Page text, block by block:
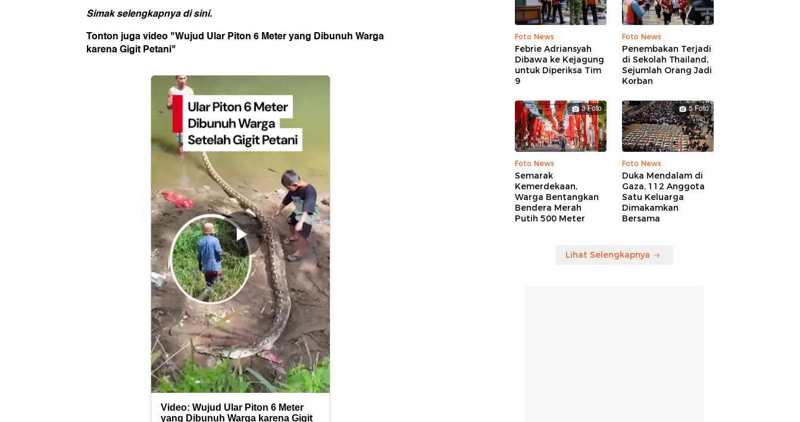
Simak selengkapnya disini.
Tonton juga video "Wujud Ular Piton 6 Meter yang Dibunuh Warga
karena Gigit Petani"
Foto News
Febrie Adriansyah
Dibawa ke Kejagung
untuk Diperiksa Tim
9
Foto News
Penembakan Terjadi
di Sekolah Thailand,
Sejumlah Orang Jadi
Korban
3 Foto
Foto News
Semarak
Kemerdekaan,
Warga Bentangkan
Bendera Merah
Putih 500 Meter
5 Foto
Foto News
Duka Mendalam di
Gaza, 112 Anggota
Satu Keluarga
Dimakamkan
Bersama
Lihat Selengkapnya